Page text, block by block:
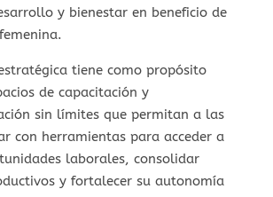
y bienestar en beneficio de
tiene como propósito
de capacitación y
sin límites que permitan a las
con herramientas para acceder a
laborales, consolidar
y fortalecer su autonomía